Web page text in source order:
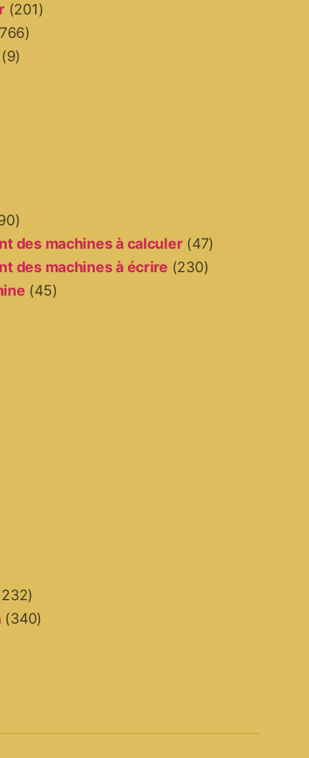
(201)
(9)
des machines à calculer(47)
des machines à écrire (230)
(45)
(340)